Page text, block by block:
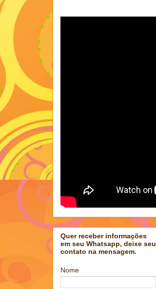
Quer receber informações
em seu Whatsapp, deixe seu
contato na mensagem.
Nome